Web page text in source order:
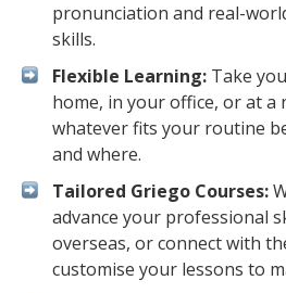
pronunciation and real-
skills.
Flexible Learning: Take
home, in your office, or at
whatever fits your routine
and where.
Tailored Griego Courses:
advance your professional
overseas, or connect with
customise your lessons to